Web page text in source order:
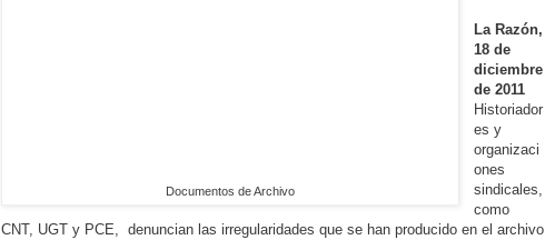
Documentos de Archivo
La Razón,
18 de
diciembre
de 2011
Historiador
es y
organizaci
ones
sindicales,
como
CNT, UGT y PCE, denuncian las irregularidades que se han producido en el archivo